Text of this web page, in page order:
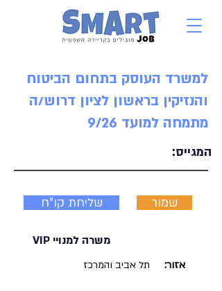
למשרד העוסק בתחום הביטוח
והנזיקין בראשון לציון דרוש/ה
מתמחה למועד 9/26
המגייס:
שליחת קו"ח שמור
משרה למנויי VIP
תל אביב והמרכז אזור: